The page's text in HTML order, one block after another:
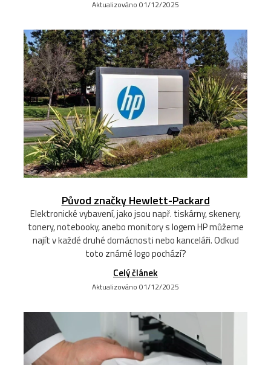
Aktualizováno 01/12/2025
Původ značky Hewlett-Packard
Elektronické vybavení, jako jsou např. tiskárny, skenery,
tonery, notebooky, anebo monitory s logem HP můžeme
najít v každé druhé domácnosti nebo kanceláři. Odkud
toto známé logo pochází?
Celý článek
Aktualizováno 01/12/2025